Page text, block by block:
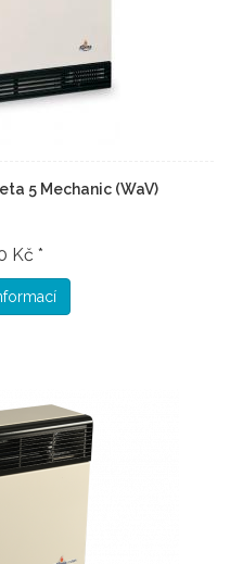
5 Mechanic (WaV)
Kč *